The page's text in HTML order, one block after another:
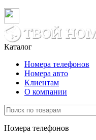
Каталог
Номера телефонов
Номера авто
Клиентам
О компании
Номера телефонов